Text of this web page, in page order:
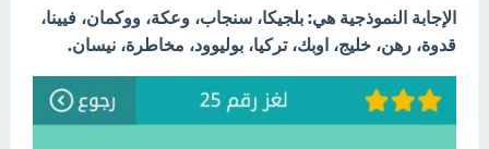
الإجابة النموذجية هي: بلجيكا، سنجاب، وعكة، ووكمان، فيينا،
قدوة، رهن، خليج، اوبك، تركيا، بوليوود، مخاطرة، نيسان.